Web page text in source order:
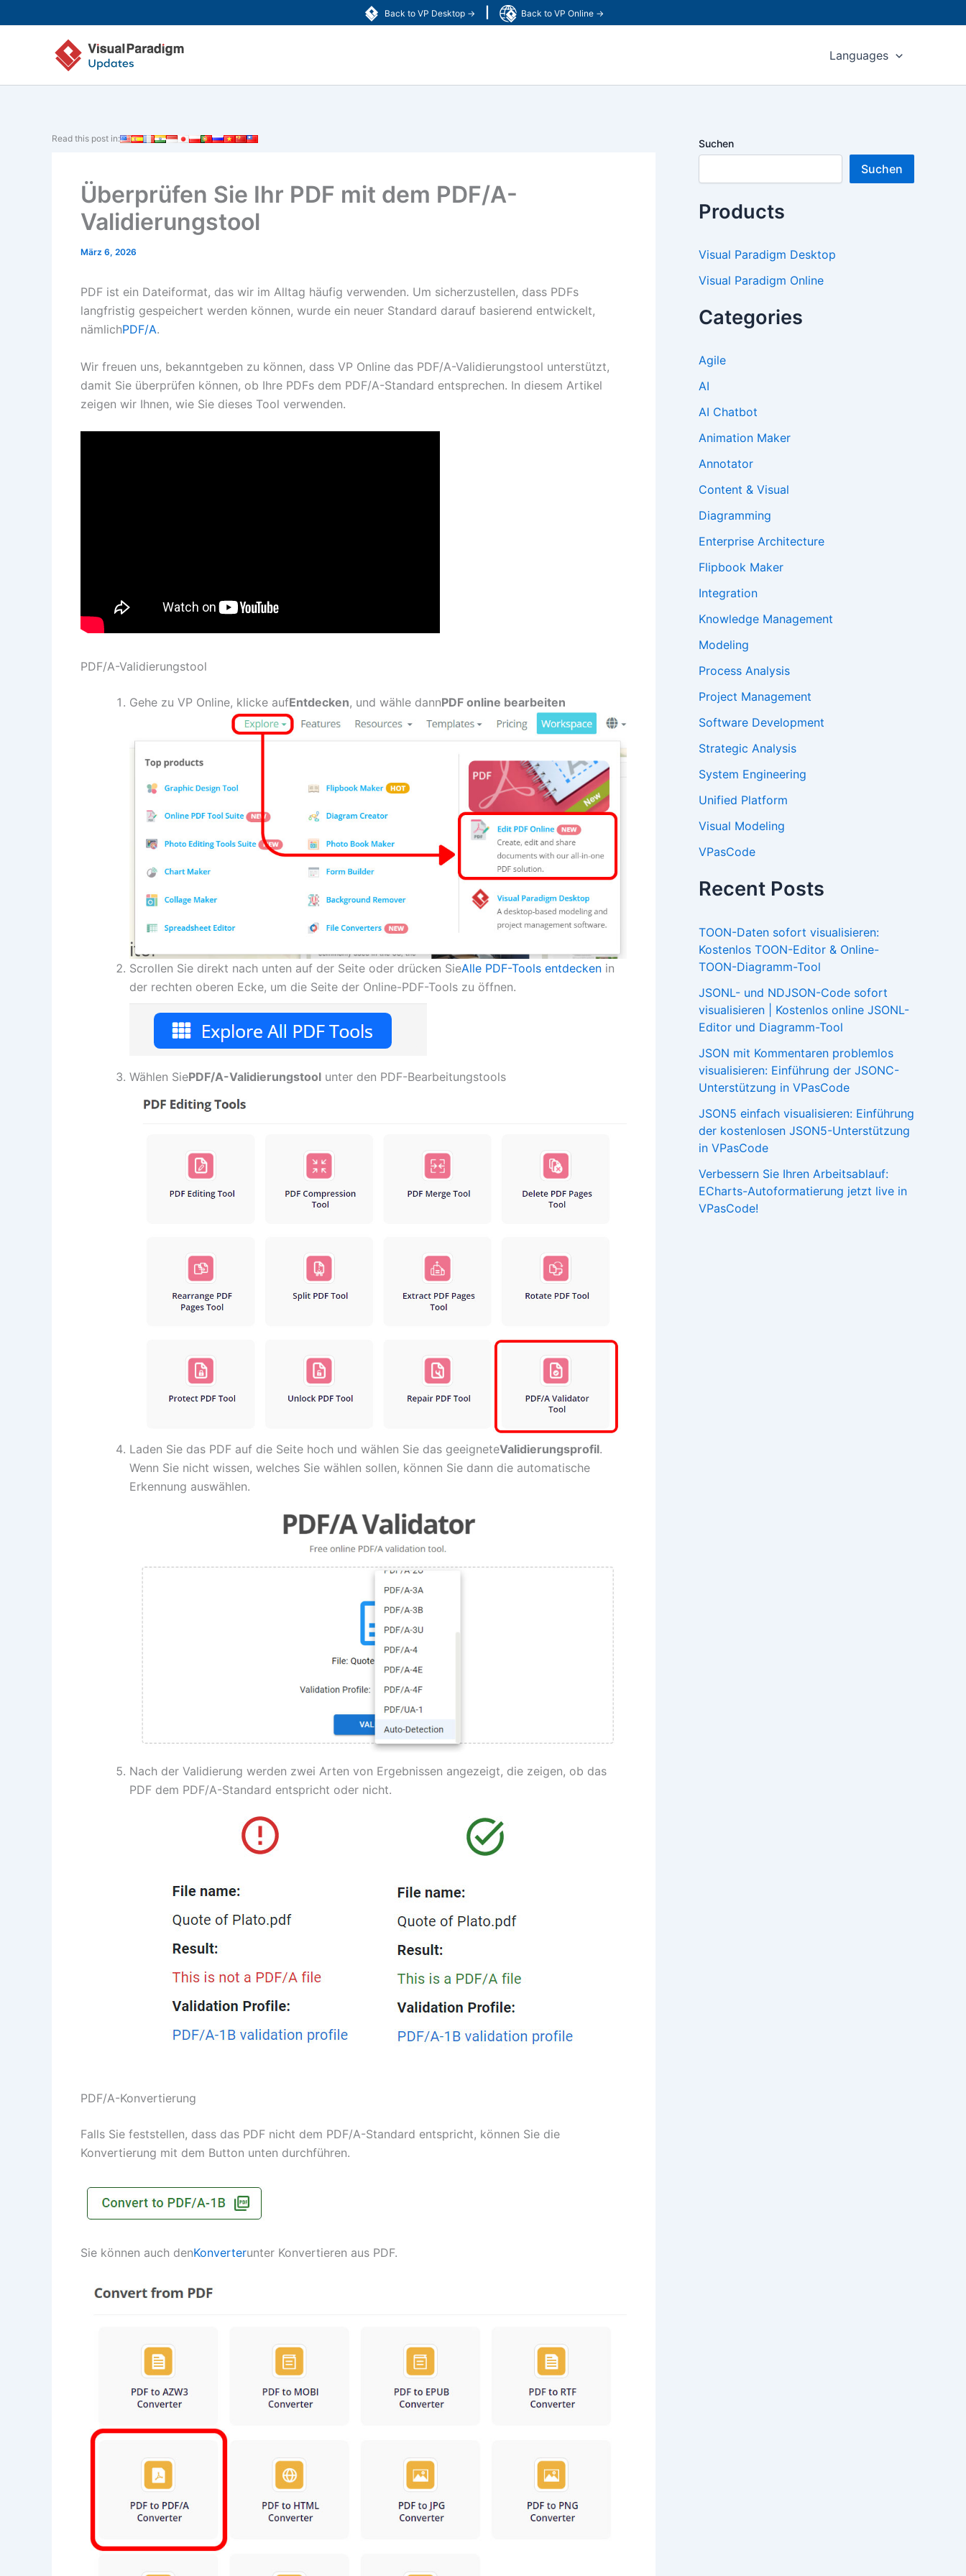
Back to VP Desktop → Back to VP Online →
Inhalt
Languages
Read this post in:
Überprüfen Sie Ihr PDF mit dem PDF/A-
Validierungstool
März 6, 2026
PDF ist ein Dateiformat, das wir im Alltag häufig verwenden. Um sicherzustellen, dass PDFs
langfristig gespeichert werden können, wurde ein neuer Standard darauf basierend entwickelt,
nämlichPDF/A.
Wir freuen uns, bekanntgeben zu können, dass VP Online das PDF/A-Validierungstool unterstützt,
damit Sie überprüfen können, ob Ihre PDFs dem PDF/A-Standard entsprechen. In diesem Artikel
zeigen wir Ihnen, wie Sie dieses Tool verwenden.
PDF/A-Validierungstool
Gehe zu VP Online, klicke aufEntdecken, und wähle dannPDF online bearbeiten
Scrollen Sie direkt nach unten auf der Seite oder drücken SieAlle PDF-Tools entdecken in
der rechten oberen Ecke, um die Seite der Online-PDF-Tools zu öffnen.
Wählen SiePDF/A-Validierungstool unter den PDF-Bearbeitungstools
Laden Sie das PDF auf die Seite hoch und wählen Sie das geeigneteValidierungsprofil.
Wenn Sie nicht wissen, welches Sie wählen sollen, können Sie dann die automatische
Erkennung auswählen.
Nach der Validierung werden zwei Arten von Ergebnissen angezeigt, die zeigen, ob das
PDF dem PDF/A-Standard entspricht oder nicht.
PDF/A-Konvertierung
Falls Sie feststellen, dass das PDF nicht dem PDF/A-Standard entspricht, können Sie die
Konvertierung mit dem Button unten durchführen.
Sie können auch denKonverterunter Konvertieren aus PDF.
Suchen
Suchen
Products
Visual Paradigm Desktop
Visual Paradigm Online
Categories
Agile
AI
AI Chatbot
Animation Maker
Annotator
Content & Visual
Diagramming
Enterprise Architecture
Flipbook Maker
Integration
Knowledge Management
Modeling
Process Analysis
Project Management
Software Development
Strategic Analysis
System Engineering
Unified Platform
Visual Modeling
VPasCode
Recent Posts
TOON-Daten sofort visualisieren:
Kostenlos TOON-Editor & Online-
TOON-Diagramm-Tool
JSONL- und NDJSON-Code sofort
visualisieren | Kostenlos online JSONL-
Editor und Diagramm-Tool
JSON mit Kommentaren problemlos
visualisieren: Einführung der JSONC-
Unterstützung in VPasCode
JSON5 einfach visualisieren: Einführung
der kostenlosen JSON5-Unterstützung
in VPasCode
Verbessern Sie Ihren Arbeitsablauf:
ECharts-Autoformatierung jetzt live in
VPasCode!